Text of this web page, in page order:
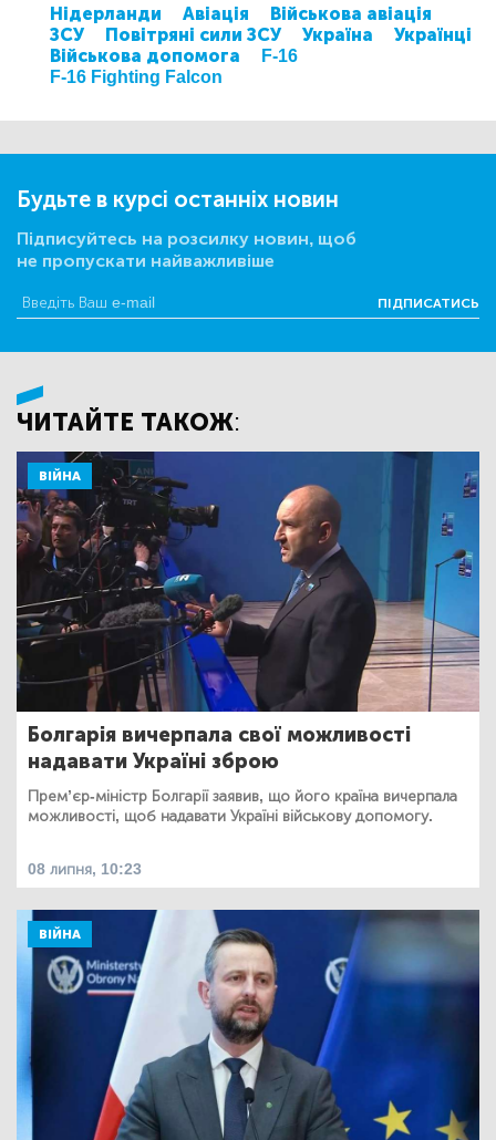
Нідерланди Авіація
Військова авіація
ЗСУ
Повітряні сили ЗСУ Україна
Українці
Військова допомога
F-16
F-16 Fighting Falcon
Будьте в курсі останніх новин
Підписуйтесь на розсилку новин, щоб
не пропускати найважливіше
ПІДПИСАТИСЬ
ЧИТАЙТЕ ТАКОЖ:
ВІЙНА
Болгарія вичерпала свої можливості
надавати Україні зброю
Прем’єр-міністр Болгарії заявив, що його країна вичерпала
можливості, щоб надавати Україні військову допомогу.
08 липня, 10:23
ВІЙНА